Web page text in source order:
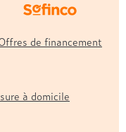
de financement
à domicile